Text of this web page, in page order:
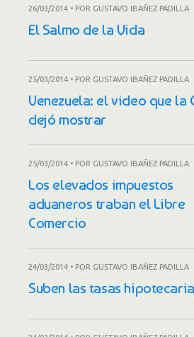
26/03/2014 • POR GUSTAVO IBAÑEZ PADILLA
El Salmo de la Vida
25/03/2014 • POR GUSTAVO IBAÑEZ PADILLA
Venezuela: el video que la
dejó mostrar
25/03/2014 • POR GUSTAVO IBAÑEZ PADILLA
Los elevados impuestos
aduaneros traban el Libre
Comercio
24/03/2014 • POR GUSTAVO IBAÑEZ PADILLA
Suben las tasas